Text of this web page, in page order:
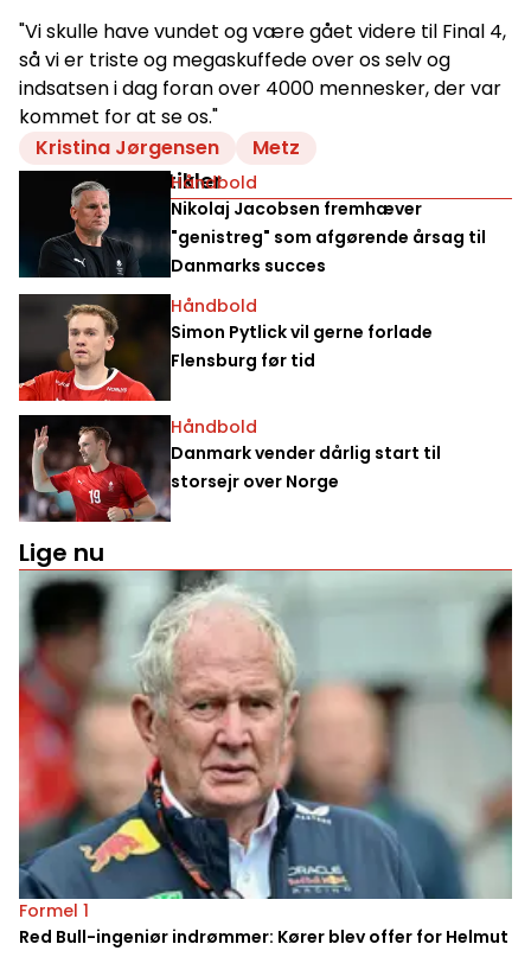
"Vi skulle have vundet og være gået videre til Final 4,
så vi er triste og megaskuffede over os selv og
indsatsen i dag foran over 4000 mennesker, der var
kommet for at se os."
Kristina Jørgensen
Metz
Relaterede artikler
Håndbold
Nikolaj Jacobsen fremhæver
"genistreg" som afgørende årsag til
Danmarks succes
Håndbold
Simon Pytlick vil gerne forlade
Flensburg før tid
Håndbold
Danmark vender dårlig start til
storsejr over Norge
Lige nu
Formel 1
Red Bull-ingeniør indrømmer: Kører blev offer for Helmut